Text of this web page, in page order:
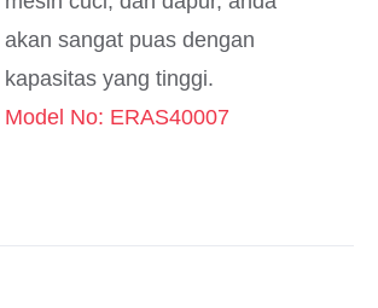
akan sangat puas dengan
kapasitas yang tinggi.
Model No: ERAS40007